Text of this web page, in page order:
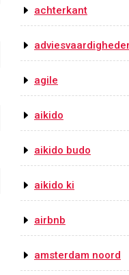
achterkant
agile
aikido
aikido budo
aikido ki
airbnb
amsterdam noord